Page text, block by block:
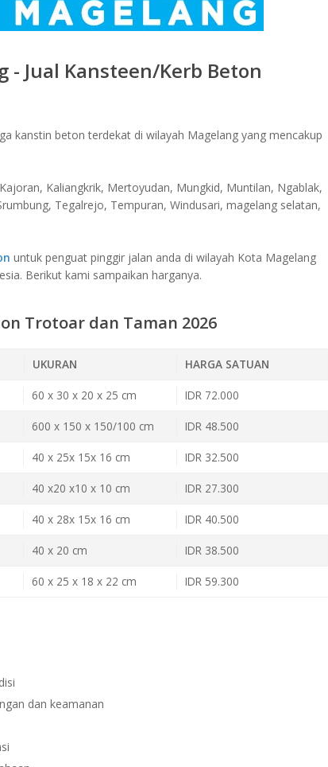
- Jual Kansteen/Kerb Beton
kanstin beton terdekat di wilayah Magelang yang mencakup
Kaliangkrik, Mertoyudan, Mungkid, Muntilan, Ngablak,
Tegalrejo, Tempuran, Windusari, magelang selatan,
untuk penguat pinggir jalan anda di wilayah Kota Magelang
Berikut kami sampaikan harganya.
Trotoar dan Taman 2026
UKURAN HARGA SATUAN
60 x 30 x 20 x 25 cm IDR 72.000
600 x 150 x 150/100 cm IDR 48.500
40 x 25x 15x 16 cm IDR 32.500
40 x20 x10 x 10 cm IDR 27.300
40 x 28x 15x 16 cm IDR 40.500
40 x 20 cm IDR 38.500
60 x 25 x 18 x 22 cm IDR 59.300
dan keamanan